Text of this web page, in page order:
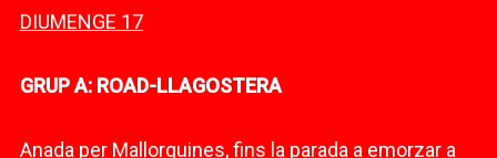
DIUMENGE 17
GRUP A: ROAD-LLAGOSTERA
Anada per Mallorquines, fins la parada a emorzar a